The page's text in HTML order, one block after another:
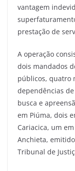
vantagem
prestação de
A operação
dois mandados
públicos, quatro
dependências
busca e
em Piúma, dois
Cariacica, um
Anchieta,
Tribunal de